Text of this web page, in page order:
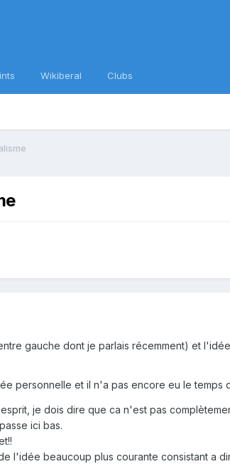
Wikiberal Clubs
gauche dont je parlais récemment) et
personnelle et il n'a pas encore eu le temps
je dois dire que ca n'est pas
ici bas.
l'idée beaucoup plus courante consistant a